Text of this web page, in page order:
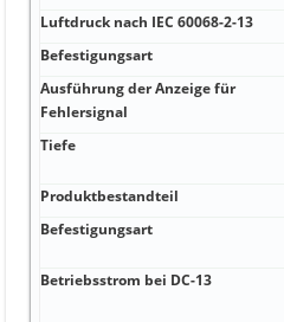
Luftdruck nach IEC 60068-2-13
Befestigungsart
Ausführung der Anzeige für
Fehlersignal
Tiefe
Produktbestandteil
Befestigungsart
Betriebsstrom bei DC-13